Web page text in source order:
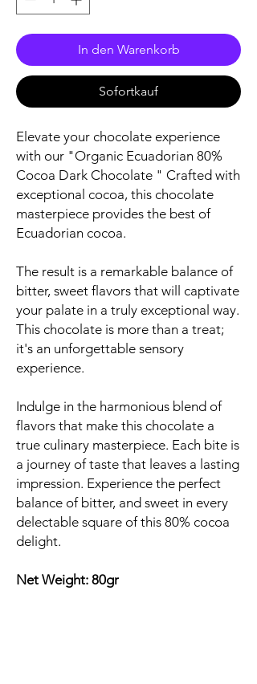
In den Warenkorb
Sofortkauf
Elevate your chocolate experience
with our "Organic Ecuadorian 80%
Cocoa Dark Chocolate " Crafted with
exceptional cocoa, this chocolate
masterpiece provides the best of
Ecuadorian cocoa.
The result is a remarkable balance of
bitter, sweet flavors that will captivate
your palate in a truly exceptional way.
This chocolate is more than a treat;
it's an unforgettable sensory
experience.
Indulge in the harmonious blend of
flavors that make this chocolate a
true culinary masterpiece. Each bite is
a journey of taste that leaves a lasting
impression. Experience the perfect
balance of bitter, and sweet in every
delectable square of this 80% cocoa
delight.
Net Weight: 80gr